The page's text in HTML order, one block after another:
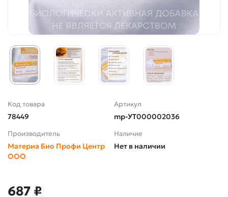
Код товара
78449
Артикул
mp-УТ000002036
Производитель
Материа Био Профи Центр
ООО
Наличие
Нет в наличии
687 ₽